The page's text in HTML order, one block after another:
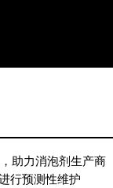
助力消泡剂生产商
行预测性维护